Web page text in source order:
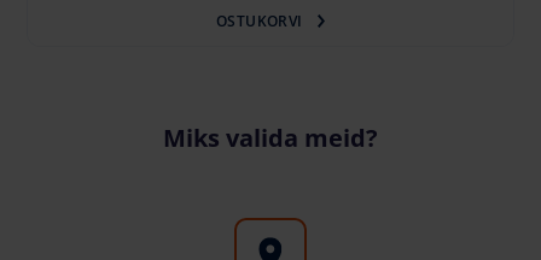
OSTUKORVI
Miks valida meid?